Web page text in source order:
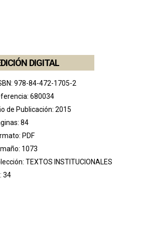
DIGITAL
978-84-472-1705-2
680034
de Publicación: 2015
84
PDF
1073
TEXTOS INSTITUCIONALES
34